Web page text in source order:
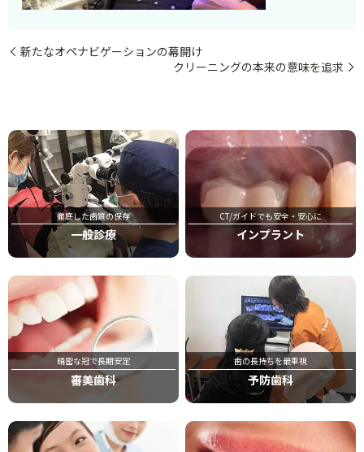
新たなオペナビゲーションの幕開け
クリーニングの本来の意味を追求
徹底した歯質の保存
一般診療
CT/ガイドでも安全・安心に
インプラント
精密な冠で長期安定
審美歯科
歯の長持ちを最重視
予防歯科